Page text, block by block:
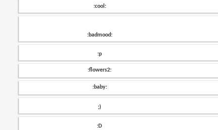
:cool:
:badmood:
:p
:flowers2:
:baby:
;)
:D